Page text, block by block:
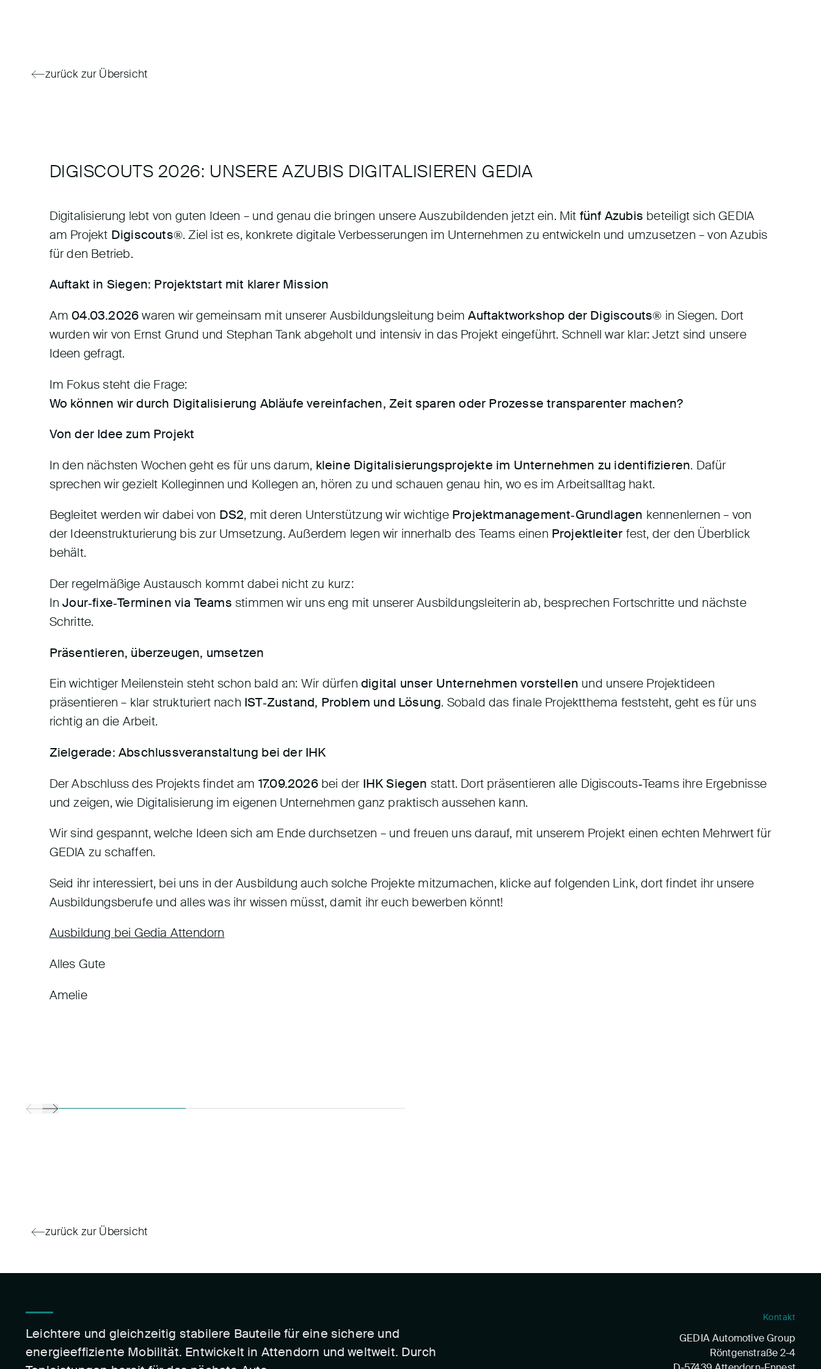
zurück zur Übersicht
DIGISCOUTS 2026: UNSERE AZUBIS DIGITALISIEREN GEDIA
Digitalisierung lebt von guten Ideen – und genau die bringen unsere Auszubildenden jetzt ein. Mit fünf Azubis beteiligt sich GEDIA
am Projekt Digiscouts®. Ziel ist es, konkrete digitale Verbesserungen im Unternehmen zu entwickeln und umzusetzen – von Azubis
für den Betrieb.
Auftakt in Siegen: Projektstart mit klarer Mission
Am 04.03.2026 waren wir gemeinsam mit unserer Ausbildungsleitung beimAuftaktworkshop der Digiscouts® in Siegen. Dort
wurden wir von Ernst Grund und Stephan Tank abgeholt und intensiv in das Projekt eingeführt. Schnell war klar: Jetzt sind unsere
Ideen gefragt.
Im Fokus steht die Frage:
Wo können wir durch Digitalisierung Abläufe vereinfachen, Zeit sparen oder Prozesse transparenter machen?
Von der Idee zum Projekt
In den nächsten Wochen geht es für uns darum, kleine Digitalisierungsprojekte im Unternehmen zu identifizieren. Dafür
sprechen wir gezielt Kolleginnen und Kollegen an, hören zu und schauen genau hin, wo es im Arbeitsalltag hakt.
Begleitet werden wir dabei von DS2, mit deren Unterstützung wir wichtige Projektmanagement‑Grundlagen kennenlernen – von
der Ideenstrukturierung bis zur Umsetzung. Außerdem legen wir innerhalb des Teams einen Projektleiter fest, der den Überblick
behält.
Der regelmäßige Austausch kommt dabei nicht zu kurz:
InJour‑fixe‑Terminen via Teams stimmen wir uns eng mit unserer Ausbildungsleiterin ab, besprechen Fortschritte und nächste
Schritte.
Präsentieren, überzeugen, umsetzen
Ein wichtiger Meilenstein steht schon bald an: Wir dürfendigital unser Unternehmen vorstellen und unsere Projektideen
präsentieren – klar strukturiert nach IST‑Zustand, Problem und Lösung. Sobald das finale Projektthema feststeht, geht es für uns
richtig an die Arbeit.
Zielgerade: Abschlussveranstaltung bei der IHK
Der Abschluss des Projekts findet am 17.09.2026bei der IHK Siegen statt. Dort präsentieren alle Digiscouts‑Teams ihre Ergebnisse
und zeigen, wie Digitalisierung im eigenen Unternehmen ganz praktisch aussehen kann.
Wir sind gespannt, welche Ideen sich am Ende durchsetzen – und freuen uns darauf, mit unserem Projekt einen echten Mehrwert für
GEDIA zu schaffen.
Seid ihr interessiert, bei uns in der Ausbildung auch solche Projekte mitzumachen, klicke auf folgenden Link, dort findet ihr unsere
Ausbildungsberufe und alles was ihr wissen müsst, damit ihr euch bewerben könnt!
Ausbildung bei Gedia Attendorn
Alles Gute
Amelie
zurück zur Übersicht
Leichtere und gleichzeitig stabilere Bauteile für eine sichere und
energieeffiziente Mobilität. Entwickelt in Attendorn und weltweit. Durch
Kontakt
GEDIA Automotive Group
Röntgenstraße 2-4